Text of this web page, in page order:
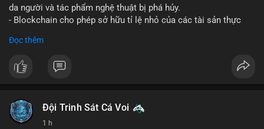
da người và tác phẩm nghệ thuật bị phá hủy.
- Blockchain cho phép sở hữu tỉ lệ nhỏ của các tài sản thực
- Câu hỏi về pháp lý, đạo đức và bảo mật đang được đặt ra.
bất thường.
$btc $eth
Đọc thêm
Đội Trinh Sát Cá Voi
1 h